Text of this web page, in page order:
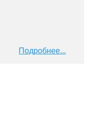
Подробнее...